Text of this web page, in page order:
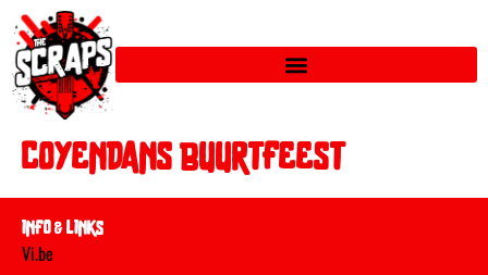
COYENDANS BUURTFEEST
INFO & LINKS
Vi.be